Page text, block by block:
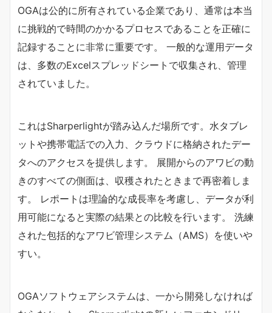
OGAは公的に所有されている企業であり、通常は本当
に挑戦的で時間のかかるプロセスであることを正確に
記録することに非常に重要です。 一般的な運用データ
は、多数のExcelスプレッドシートで収集され、管理
されていました。
これはSharperlightが踏み込んだ場所です。水タブレ
ットや携帯電話での入力、クラウドに格納されたデー
タへのアクセスを提供します。 展開からのアワビの動
きのすべての側面は、収穫されたときまで再密着しま
す。 レポートは理論的な成長率を考慮し、データが利
用可能になると実際の結果との比較を行います。 洗練
された包括的なアワビ管理システム（AMS）を使いや
すい。
OGAソフトウェアシステムは、一から開発しなければ